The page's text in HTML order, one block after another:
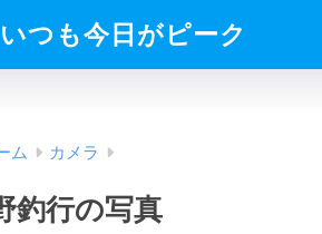
つも今日がピーク
ム カメラ
釣行の写真